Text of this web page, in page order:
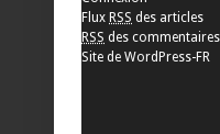
Flux RSS des articles
RSS des commentaires
Site de WordPress-FR